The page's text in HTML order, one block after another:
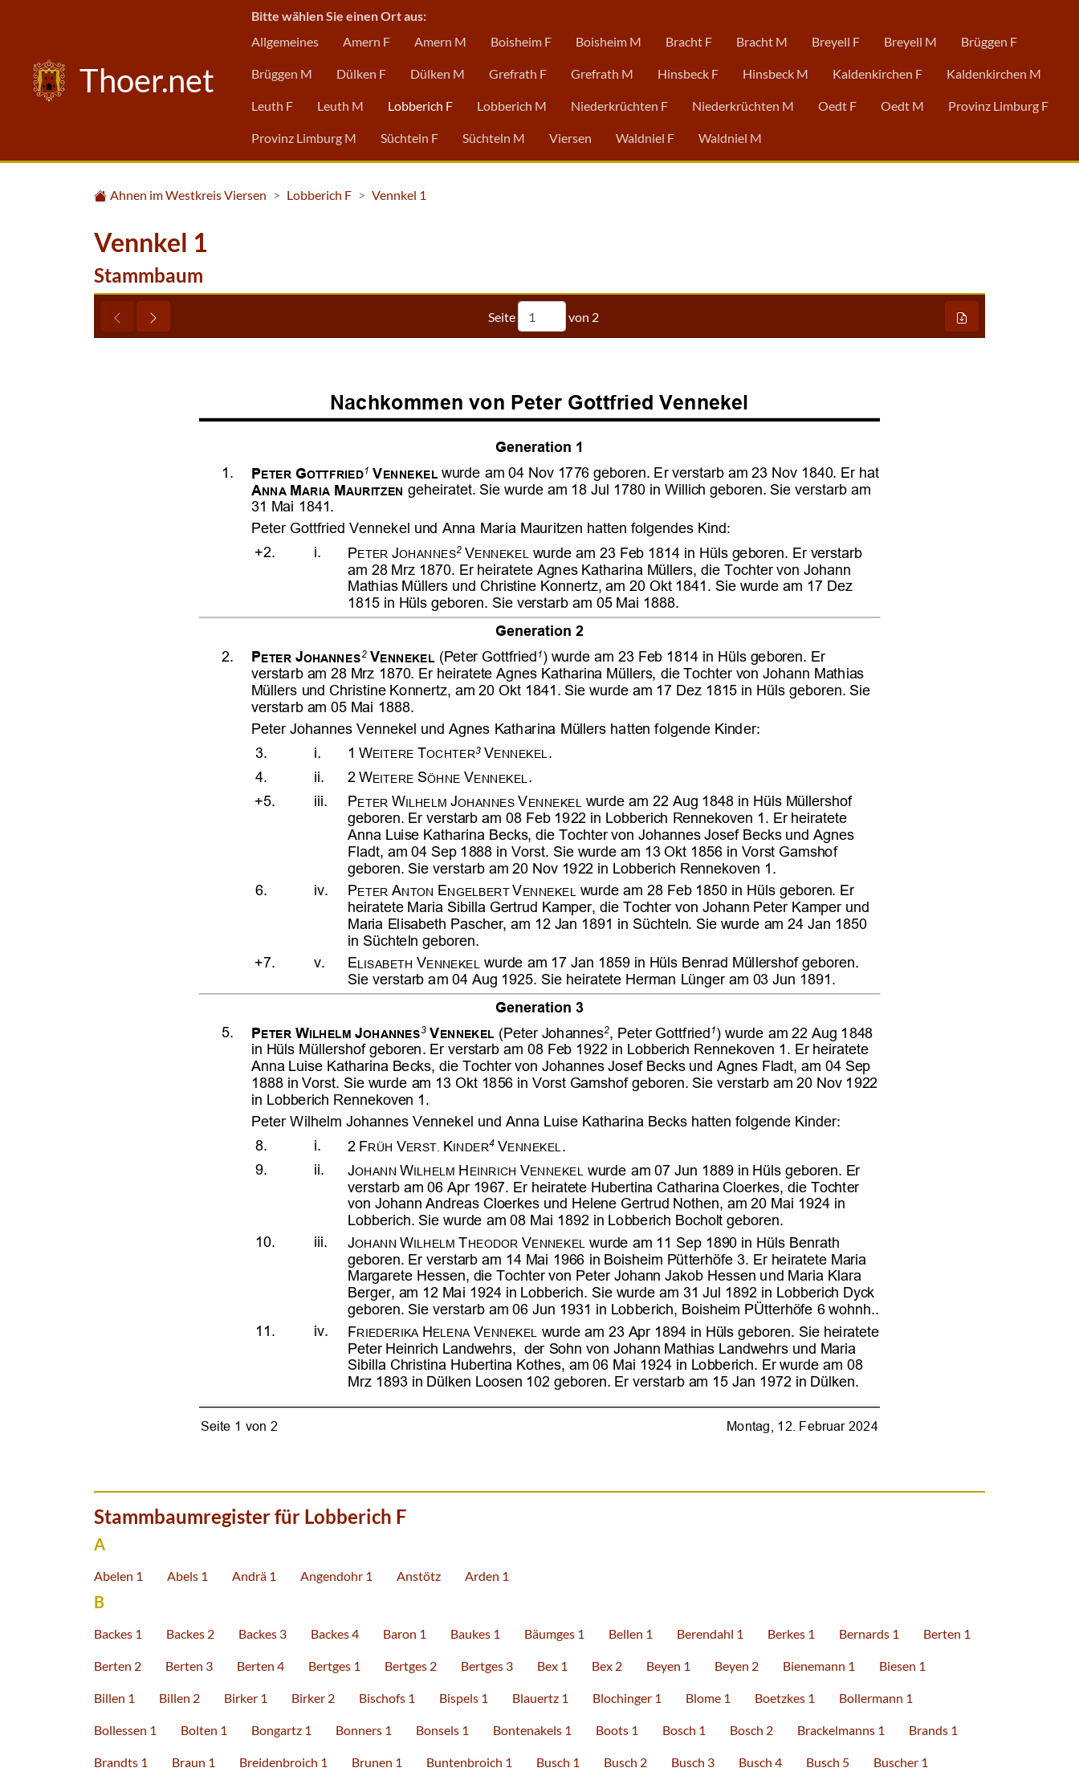
Thoer.net
Bitte wählen Sie einen Ort aus:
Allgemeines
Amern F Amern M Boisheim F Boisheim M Bracht F Bracht M Breyell F Breyell M Brüggen F
Brüggen M Dülken F Dülken M Grefrath F Grefrath M Hinsbeck F Hinsbeck M Kaldenkirchen F Kaldenkirchen M
Leuth F Leuth M Lobberich F Lobberich M Niederkrüchten F Niederkrüchten M Oedt F Oedt M Provinz Limburg F
Provinz Limburg M Süchteln F Süchteln M Viersen Waldniel F Waldniel M
Ahnen im Westkreis Viersen Lobberich F Vennkel 1
Vennkel 1
Stammbaum
Seite von 2



      
      


      






        





     
       
        






        



    




         







       
        




        




 


     






Stammbaumregister für Lobberich F
A
Abelen 1 Abels 1 Andrä 1 Angendohr 1 Anstötz Arden 1
B
Backes 1 Backes 2 Backes 3 Backes 4 Baron 1 Baukes 1 Bäumges 1 Bellen 1 Berendahl 1 Berkes 1 Bernards 1 Berten 1
Berten 2 Berten 3 Berten 4 Bertges 1 Bertges 2 Bertges 3 Bex 1 Bex 2 Beyen 1 Beyen 2 Bienemann 1 Biesen 1
Billen 1 Billen 2 Birker 1 Birker 2 Bischofs 1 Bispels 1 Blauertz 1 Blochinger 1 Blome 1 Boetzkes 1 Bollermann 1
Bollessen 1 Bolten 1 Bongartz 1 Bonners 1 Bonsels 1 Bontenakels 1 Boots 1 Bosch 1 Bosch 2 Brackelmanns 1 Brands 1
Brandts 1 Braun 1 Breidenbroich 1 Brunen 1 Buntenbroich 1 Busch 1 Busch 2 Busch 3 Busch 4 Busch 5 Buscher 1